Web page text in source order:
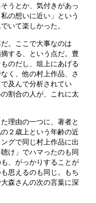
うとか、気付きがあっ
の想いに近い」という
いて楽しかった。
。ここで大事なのは
する、という点だ。豊
のだし、俎上にあげる
く、他の村上作品、さ
及んで分析されてい
割合の人が、これに太
理由の一つに、著者と
２歳上という年齢の近
グで同じ村上作品に出
け」でハマったのも同
、がっかりすることが
思えるのも同じ。もち
森さんの次の言葉に深